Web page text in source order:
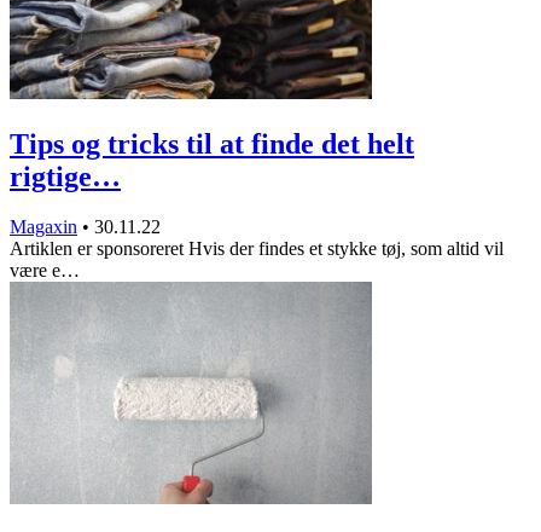
Tips og tricks til at finde det helt
rigtige…
Magaxin • 30.11.22
Artiklen er sponsoreret Hvis der findes et stykke tøj, som altid vil
være e…